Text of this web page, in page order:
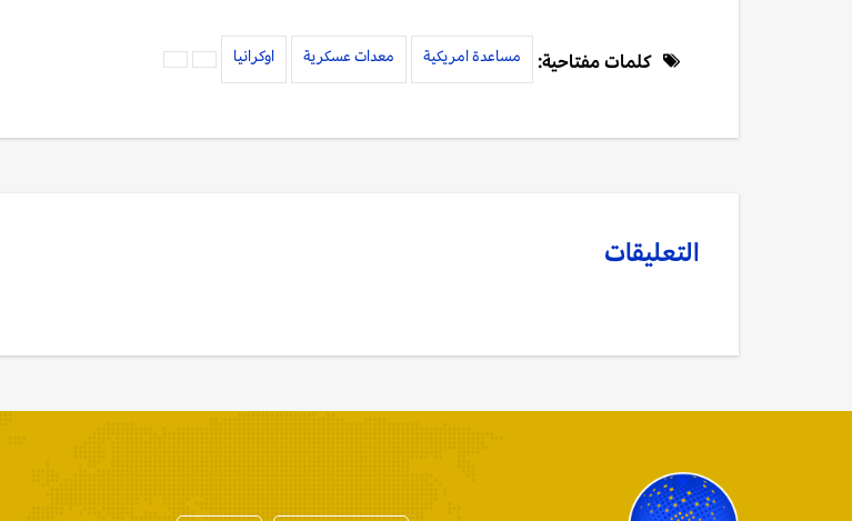
كلمات مفتاحية: مساعدة امريكية معدات عسكرية اوكرانيا
التعليقات